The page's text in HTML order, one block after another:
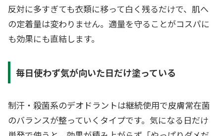
反対に多すぎても衣類に移って白く残るだけで、肌へ
の定着量は変わりません。適量を守ることがコスパに
も効果にも直結します。
毎日使わず気が向いた日だけ塗っている
制汗・殺菌系のデオドラントは継続使用で皮膚常在菌
のバランスが整っていくタイプです。気になる日だけ